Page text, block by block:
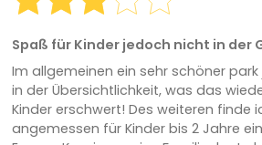
Spaß für Kinder jedoch nicht in der
Im allgemeinen ein sehr schöner
in der Übersichtlichkeit, was das
Kinder erschwert! Des weiteren finde
angemessen für Kinder bis 2 Jahre